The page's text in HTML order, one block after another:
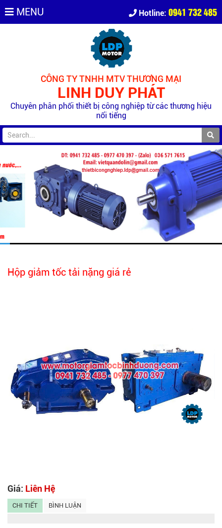
MENU Hotline: 0941 732 485
CÔNG TY TNHH MTV THƯƠNG MẠI
LINH DUY PHÁT
Chuyên phân phối thiết bị công nghiệp từ các thương hiệu
nổi tiếng
Hộp giảm tốc tải nặng giá rẻ
Giá: Liên Hệ
CHI TIẾT BÌNH LUẬN